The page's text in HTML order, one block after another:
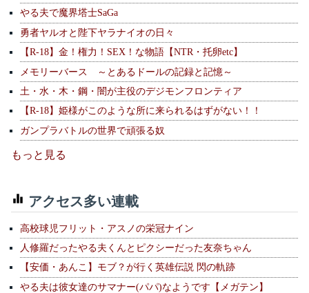
やる夫で魔界塔士SaGa
勇者ヤルオと陛下ヤラナイオの日々
【R-18】金！権力！SEX！な物語【NTR・托卵etc】
メモリーバース ～とあるドールの記録と記憶～
土・水・木・鋼・闇が主役のデジモンフロンティア
【R-18】姫様がこのような所に来られるはずがない！！
ガンプラバトルの世界で頑張る奴
もっと見る
アクセス多い連載
高校球児フリット・アスノの栄冠ナイン
人修羅だったやる夫くんとピクシーだった友奈ちゃん
【安価・あんこ】モブ？が行く英雄伝説 閃の軌跡
やる夫は彼女達のサマナー(パパ)なようです【メガテン】